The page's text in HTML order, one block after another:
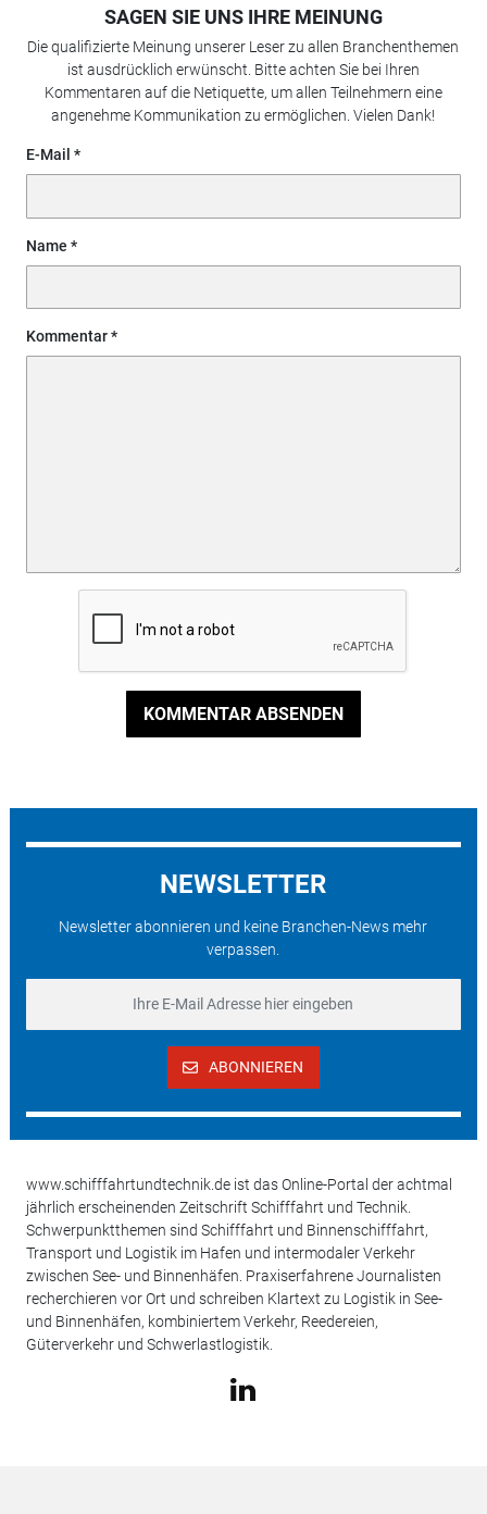
SAGEN SIE UNS IHRE MEINUNG
Die qualifizierte Meinung unserer Leser zu allen Branchenthemen
ist ausdrücklich erwünscht. Bitte achten Sie bei Ihren
Kommentaren auf die Netiquette, um allen Teilnehmern eine
angenehme Kommunikation zu ermöglichen. Vielen Dank!
E-Mail
Name
Kommentar
KOMMENTAR ABSENDEN
NEWSLETTER
Newsletter abonnieren und keine Branchen-News mehr
verpassen.
ABONNIEREN
www.schifffahrtundtechnik.de ist das Online-Portal der achtmal
jährlich erscheinenden Zeitschrift Schifffahrt und Technik.
Schwerpunktthemen sind Schifffahrt und Binnenschifffahrt,
Transport und Logistik im Hafen und intermodaler Verkehr
zwischen See- und Binnenhäfen. Praxiserfahrene Journalisten
recherchieren vor Ort und schreiben Klartext zu Logistik in See-
und Binnenhäfen, kombiniertem Verkehr, Reedereien,
Güterverkehr und Schwerlastlogistik.